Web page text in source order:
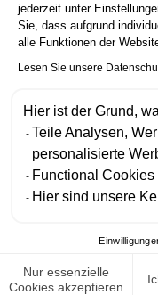
jederzeit unter
Sie, dass aufgrund
alle Funktionen der
Lesen Sie unsere
Hier ist der Grund,
Teile Analysen,
personalisierte
Functional Cookies
Hier sind unsere
Nur essenzielle
Cookies akzeptieren